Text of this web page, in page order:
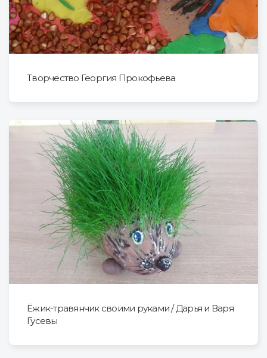
Творчество Георгия Прокофьева
Ёжик-травянчик своими руками / Дарья и Варя
Гусевы